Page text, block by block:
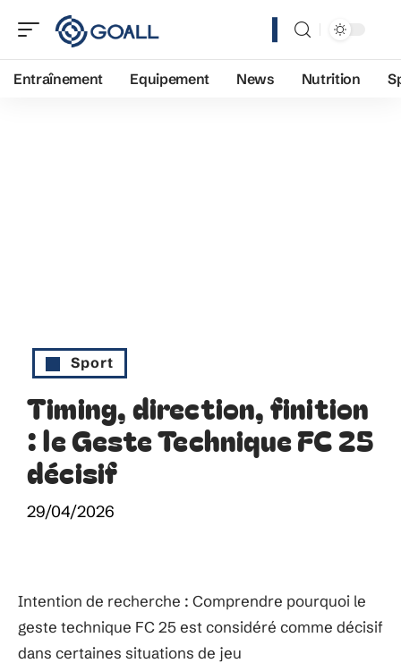
Entraînement Equipement News Nutrition
Sport
Timing, direction, finition
: le Geste Technique FC 25
décisif
29/04/2026
Intention de recherche : Comprendre pourquoi le
geste technique FC 25 est considéré comme décisif
dans certaines situations de jeu